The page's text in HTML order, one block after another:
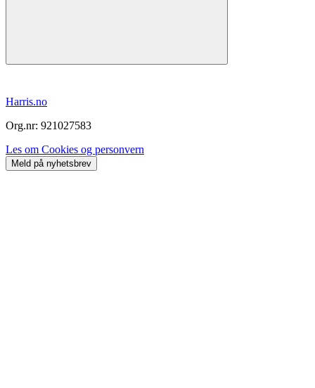
Harris.no
Org.nr: 921027583
Les om Cookies og personvern
Meld på nyhetsbrev